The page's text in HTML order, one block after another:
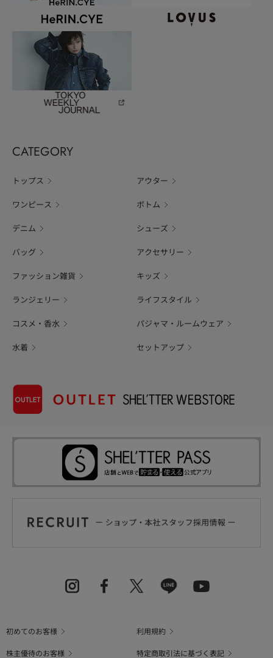
CATEGORY
トップス アウター
ワンピース ボトム
デニム シューズ
バッグ アクセサリー
ファッション雑貨 キッズ
ランジェリー ライフスタイル
コスメ・香水 パジャマ・ルームウェア
水着 セットアップ
初めてのお客様
利用規約
株主優待のお客様
特定商取引法に基づく表記